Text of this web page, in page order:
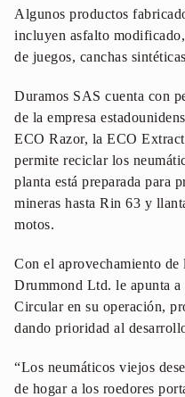
Algunos productos
incluyen asfalto
de juegos, canchas
Duramos SAS cuenta con
de la empresa
ECO Razor, la ECO
permite reciclar los
planta está preparada para
mineras hasta Rin 63 y
motos.
Con el aprovechamiento de
Drummond Ltd. le apunta
Circular en su operación,
dando prioridad al
“Los neumáticos viejos
de hogar a los roedores